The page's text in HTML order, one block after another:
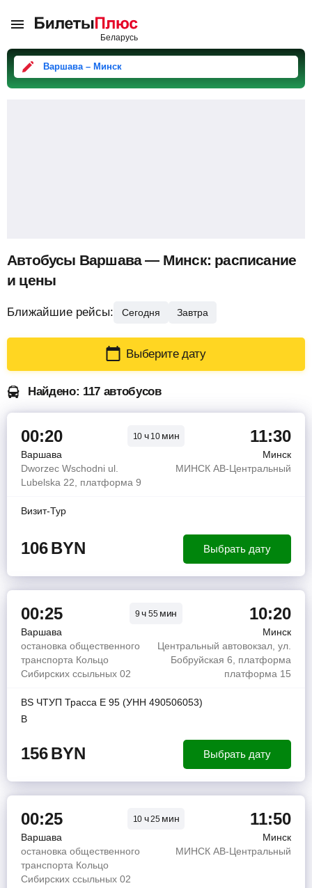
Варшава – Минск
Автобусы Варшава — Минск: расписание
и цены
Ближайшие рейсы: Сегодня Завтра
Выберите дату
Найдено: 117 автобусов
00:20 10 ч10 мин 11:30
Варшава
Минск
Dworzec Wschodni ul.
Lubelska 22, платформа 9
МИНСК АВ-Центральный
Визит-Тур
106BYN Выбрать дату
00:25 9ч 55 мин 10:20
Варшава
Минск
остановка общественного
транспорта Кольцо
Сибирских ссыльных 02
Центральный автовокзал, ул.
Бобруйская 6, платформа
платформа 15
BS ЧТУП Трасса Е 95 (УНН 490506053)
В
156BYN Выбрать дату
00:25 10 ч25 мин 11:50
Варшава
Минск
остановка общественного
транспорта Кольцо
Сибирских ссыльных 02
МИНСК АВ-Центральный